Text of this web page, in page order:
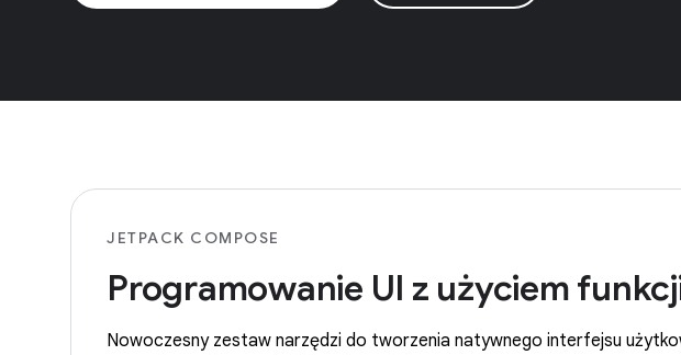
JETPACK COMPOSE
Programowanie UI z użyciem
Nowoczesny zestaw narzędzi do tworzenia natywnego interfejsu